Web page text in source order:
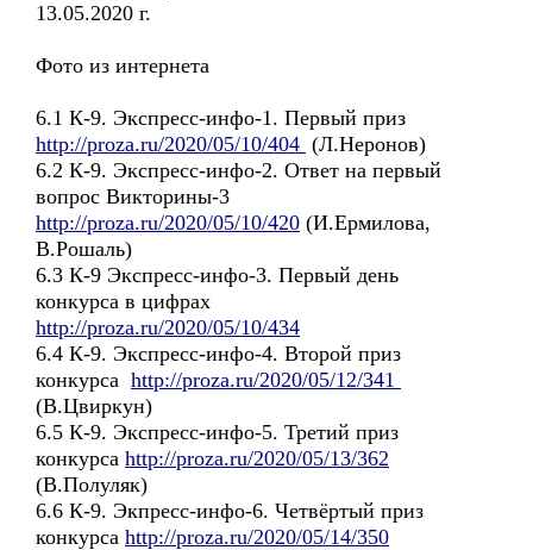
13.05.2020 г.
Фото из интернета
6.1 К-9. Экспресс-инфо-1. Первый приз
http://proza.ru/2020/05/10/404 (Л.Неронов)
6.2 К-9. Экспресс-инфо-2. Ответ на первый
вопрос Викторины-3
http://proza.ru/2020/05/10/420 (И.Ермилова,
В.Рошаль)
6.3 К-9 Экспресс-инфо-3. Первый день
конкурса в цифрах
http://proza.ru/2020/05/10/434
6.4 К-9. Экспресс-инфо-4. Второй приз
конкурса http://proza.ru/2020/05/12/341
(В.Цвиркун)
6.5 К-9. Экспресс-инфо-5. Третий приз
конкурса http://proza.ru/2020/05/13/362
(В.Полуляк)
6.6 К-9. Экпресс-инфо-6. Четвёртый приз
конкурса http://proza.ru/2020/05/14/350